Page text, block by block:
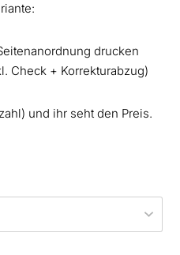
drucken
Check + Korrekturabzug)
und ihr seht den Preis.